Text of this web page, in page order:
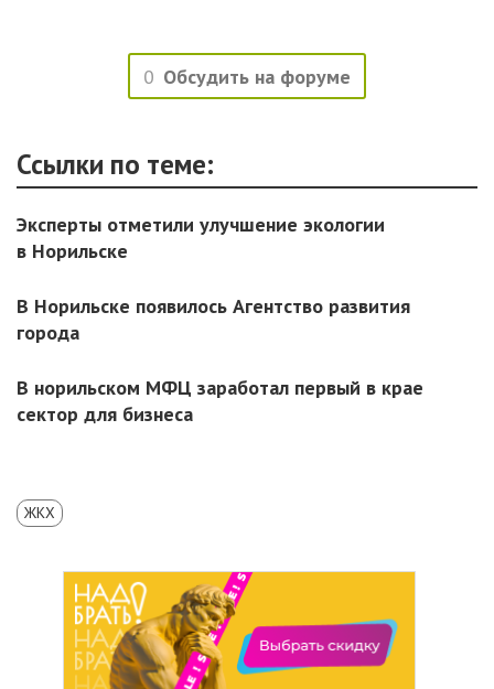
0 Обсудить на форуме
Ссылки по теме:
Эксперты отметили улучшение экологии
в Норильске
В Норильске появилось Агентство развития
города
В норильском МФЦ заработал первый в крае
сектор для бизнеса
ЖКХ